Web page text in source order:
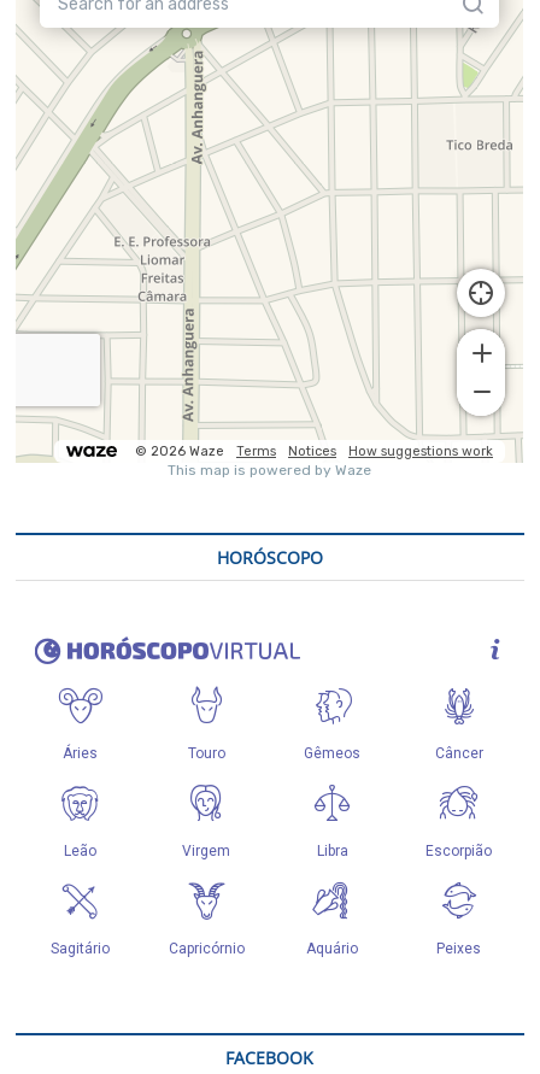
HORÓSCOPO
FACEBOOK